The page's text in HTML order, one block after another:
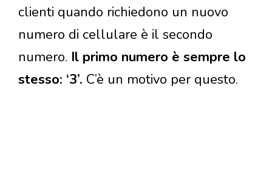
clienti quando richiedono un nuovo
numero di cellulare è il secondo
numero. Il primo numero è sempre lo
stesso: ‘3’. C’è un motivo per questo.